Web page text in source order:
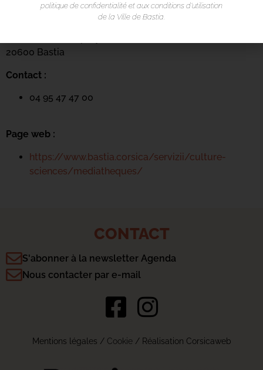
Mediateca Barberine Duriani
20600 Bastia
Contact :
04 95 47 47 00
Page web :
https://www.bastia.corsica/servizii/culture-
sciences/mediatheques/
CONTACT
S'abonner à la newsletter Agenda
Nous contacter par e-mail
Mentions légales / Cookie/ Réalisation Corsicaweb
politique de confidentialité et aux conditions d’utilisation
de la Ville de Bastia.